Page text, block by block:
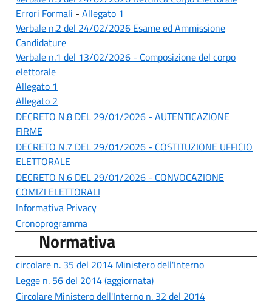
Errori Formali - Allegato 1
Verbale n.2 del 24/02/2026 Esame ed Ammissione
Candidature
Verbale n.1 del 13/02/2026 - Composizione del corpo
elettorale
Allegato 1
Allegato 2
DECRETO N.8 DEL 29/01/2026 - AUTENTICAZIONE
FIRME
DECRETO N.7 DEL 29/01/2026 - COSTITUZIONE UFFICIO
ELETTORALE
DECRETO N.6 DEL 29/01/2026 - CONVOCAZIONE
COMIZI ELETTORALI
Informativa Privacy
Cronoprogramma
Normativa
circolare n. 35 del 2014 Ministero dell'Interno
Legge n. 56 del 2014 (aggiornata)
Circolare Ministero dell'Interno n. 32 del 2014